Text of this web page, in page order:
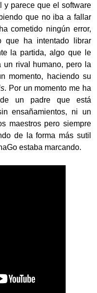
parece que el software
que no iba a fallar
cometido ningún error,
que ha intentado librar
la partida, algo que le
un rival humano, pero la
momento, haciendo su
. Por un momento me ha
un padre que está
ensañamientos, ni un
maestros pero siempre
de la forma más sutil
estaba marcando.